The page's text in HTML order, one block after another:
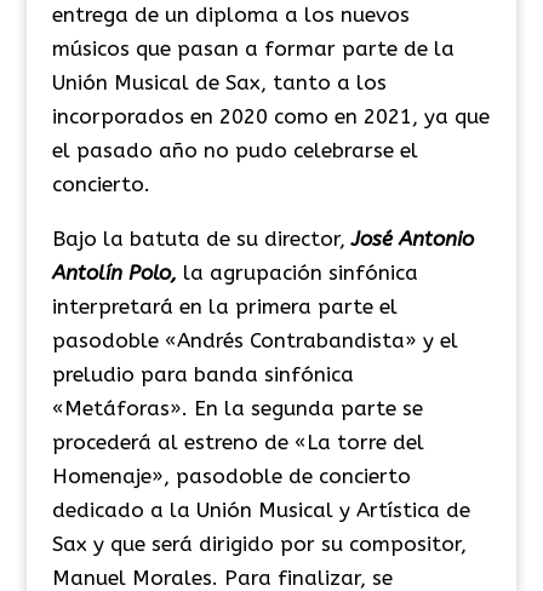
entrega de un diploma a los nuevos
músicos que pasan a formar parte de la
Unión Musical de Sax, tanto a los
incorporados en 2020 como en 2021, ya que
el pasado año no pudo celebrarse el
concierto.
Bajo la batuta de su director,José Antonio
Antolín Polo, la agrupación sinfónica
interpretará en la primera parte el
pasodoble «Andrés Contrabandista» y el
preludio para banda sinfónica
«Metáforas». En la segunda parte se
procederá al estreno de «La torre del
Homenaje», pasodoble de concierto
dedicado a la Unión Musical y Artística de
Sax y que será dirigido por su compositor,
Manuel Morales. Para finalizar, se